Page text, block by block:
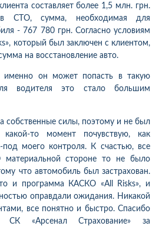
составляет более 1,5 млн. грн.
СТО, сумма, необходимая для
- 767 780 грн. Согласно условиям
который был заключен с клиентом,
на восстановление авто.
именно он может попасть в такую
водителя это стало большим
собственные силы, поэтому и не был
то момент почувствую, как
моего контроля. К счастью, все
материальной стороне то не было
что автомобиль был застрахован.
и программа КАСКО «All Risks», и
оправдали ожидания. Никакой
все понятно и быстро. Спасибо
СК «Арсенал Страхование» за